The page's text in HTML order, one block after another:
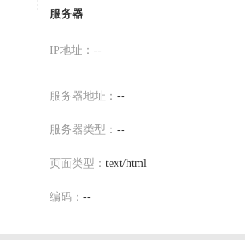
服务器
IP地址： --
服务器地址： --
服务器类型： --
页面类型： text/html
编码： --